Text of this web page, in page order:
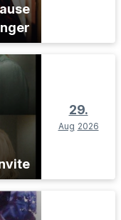
29.
Aug 2026